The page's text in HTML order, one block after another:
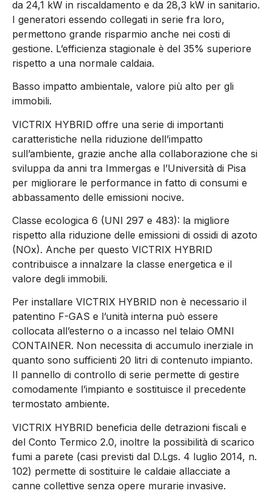
da 24,1 kW in riscaldamento e da 28,3 kW in sanitario.
I generatori essendo collegati in serie fra loro,
permettono grande risparmio anche nei costi di
gestione. L’efficienza stagionale è del 35% superiore
rispetto a una normale caldaia.
Basso impatto ambientale, valore più alto per gli
immobili.
VICTRIX HYBRID offre una serie di importanti
caratteristiche nella riduzione dell’impatto
sull’ambiente, grazie anche alla collaborazione che si
sviluppa da anni tra Immergas e l’Università di Pisa
per migliorare le performance in fatto di consumi e
abbassamento delle emissioni nocive.
Classe ecologica 6 (UNI 297 e 483): la migliore
rispetto alla riduzione delle emissioni di ossidi di azoto
(NOx). Anche per questo VICTRIX HYBRID
contribuisce a innalzare la classe energetica e il
valore degli immobili.
Per installare VICTRIX HYBRID non è necessario il
patentino F-GAS e l’unità interna può essere
collocata all’esterno o a incasso nel telaio OMNI
CONTAINER. Non necessita di accumulo inerziale in
quanto sono sufficienti 20 litri di contenuto impianto.
Il pannello di controllo di serie permette di gestire
comodamente l’impianto e sostituisce il precedente
termostato ambiente.
VICTRIX HYBRID beneficia delle detrazioni fiscali e
del Conto Termico 2.0, inoltre la possibilità di scarico
fumi a parete (casi previsti dal D.Lgs. 4 luglio 2014, n.
102) permette di sostituire le caldaie allacciate a
canne collettive senza opere murarie invasive.